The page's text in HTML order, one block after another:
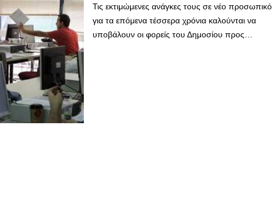
Τις εκτιμώμενες ανάγκες τους σε νέο προσωπικό
για τα επόμενα τέσσερα χρόνια καλούνται να
υποβάλουν οι φορείς του Δημοσίου προς…